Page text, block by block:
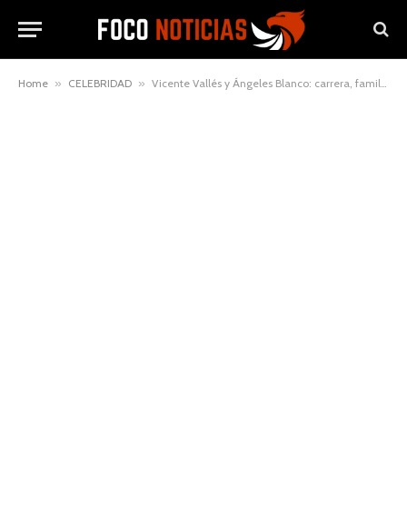
Home » CELEBRIDAD » Vicente Vallés y Ángeles Blanco: carrera, familia y detalles de su vida privada